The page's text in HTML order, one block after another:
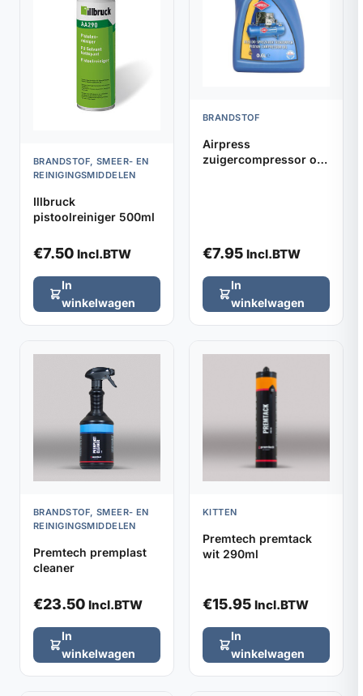
BRANDSTOF, SMEER- EN
REINIGINGSMIDDELEN
Illbruck
pistoolreiniger 500ml
€7.50 Incl.BTW
In
winkelwagen
BRANDSTOF
Airpress
zuigercompressor olie
€7.95 Incl.BTW
In
winkelwagen
BRANDSTOF, SMEER- EN
REINIGINGSMIDDELEN
Premtech premplast
cleaner
€23.50 Incl.BTW
In
winkelwagen
KITTEN
Premtech premtack
wit 290ml
€15.95 Incl.BTW
In
winkelwagen